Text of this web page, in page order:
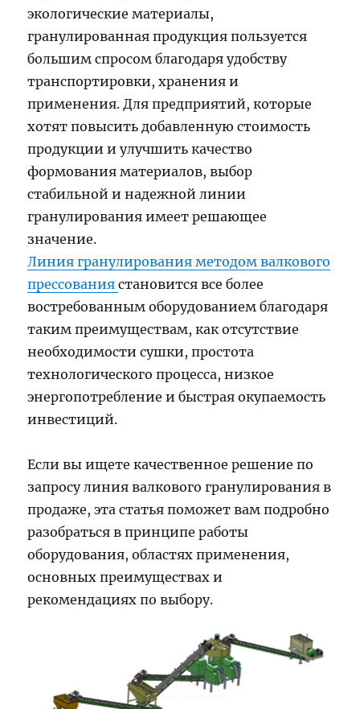
экологические материалы,
гранулированная продукция пользуется
большим спросом благодаря удобству
транспортировки, хранения и
применения. Для предприятий, которые
хотят повысить добавленную стоимость
продукции и улучшить качество
формования материалов, выбор
стабильной и надежной линии
гранулирования имеет решающее
значение.
Линия гранулирования методом валкового
прессованиястановится все более
востребованным оборудованием благодаря
таким преимуществам, как отсутствие
необходимости сушки, простота
технологического процесса, низкое
энергопотребление и быстрая окупаемость
инвестиций.
Если вы ищете качественное решение по
запросу линия валкового гранулирования в
продаже, эта статья поможет вам подробно
разобраться в принципе работы
оборудования, областях применения,
основных преимуществах и
рекомендациях по выбору.